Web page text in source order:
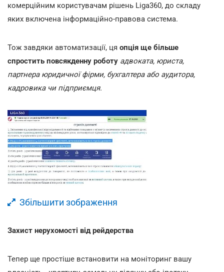
комерційним користувачам рішень Liga360, до складу
яких включена інформаційно-правова система.
Тож завдяки автоматизації, ця опція ще більше
спростить повсякденну роботу адвоката, юриста,
партнера юридичної фірми, бухгалтера або аудитора,
кадровика чи підприємця.
Збільшити зображення
Захист нерухомості від рейдерства
Тепер ще простіше встановити на моніторинг вашу